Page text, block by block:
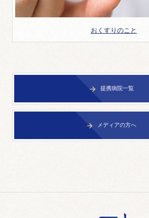
おくすりのこと
 提携病院一覧
 メディアの方へ